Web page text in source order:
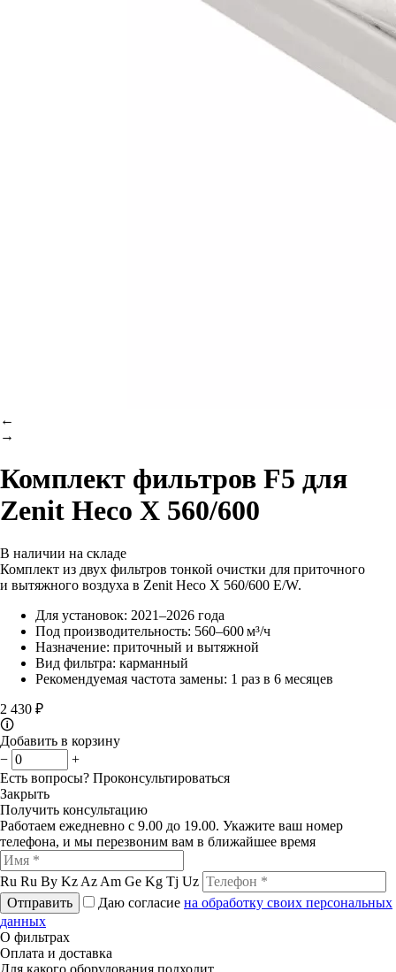
←
→
Комплект фильтров F5 для
Zenit Heco X 560/600
В наличии на складе
Комплект из двух фильтров тонкой очистки для приточного
и вытяжного воздуха в Zenit Heco X 560/600 E/W.
Для установок: 2021–2026 года
Под производительность: 560–600 м³/ч
Назначение: приточный и вытяжной
Вид фильтра: карманный
Рекомендуемая частота замены: 1 раз в 6 месяцев
2 430 ₽
🛈
Добавить в корзину
−
+
Есть вопросы? Проконсультироваться
Закрыть
Получить консультацию
Работаем ежедневно с 9.00 до 19.00. Укажите ваш номер
телефона, и мы перезвоним вам в ближайшее время
Ru Ru By Kz Az Am Ge Kg Tj Uz
Отправить
Даю согласие на обработку своих персональных
данных
О фильтрах
Оплата и доставка
Для какого оборудования подходит